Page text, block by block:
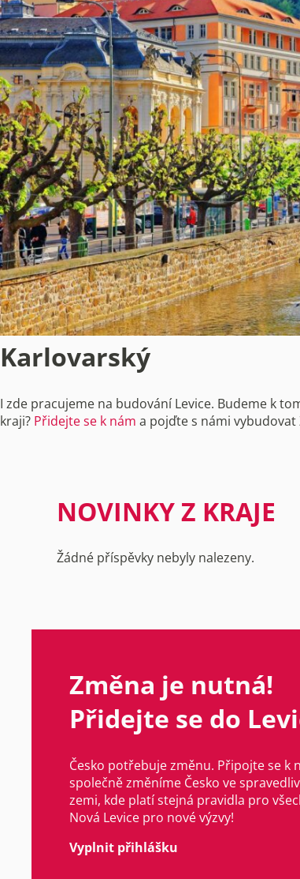
Karlovarský
I zde pracujeme na budování Levice. Budeme k
kraji? Přidejte se k nám a pojďte s námi vybudovat
NOVINKY Z KRAJE
Žádné příspěvky nebyly nalezeny.
Změna je nutná!
Přidejte se do
Česko potřebuje změnu. Připojte se k
společně změníme Česko ve
zemi, kde platí stejná pravidla pro
Nová Levice pro nové výzvy!
Vyplnit přihlášku